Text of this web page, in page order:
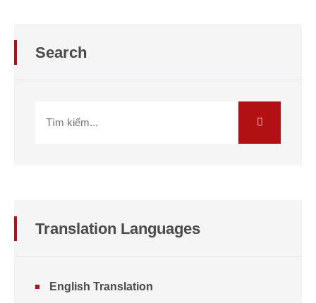
Search
Translation Languages
English Translation